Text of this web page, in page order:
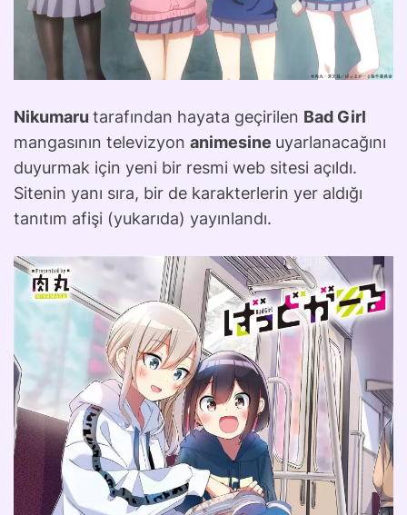
Nikumaru tarafından hayata geçirilen Bad Girl
mangasının televizyon animesine uyarlanacağını
duyurmak için yeni bir resmi web sitesi açıldı.
Sitenin yanı sıra, bir de karakterlerin yer aldığı
tanıtım afişi (yukarıda) yayınlandı.